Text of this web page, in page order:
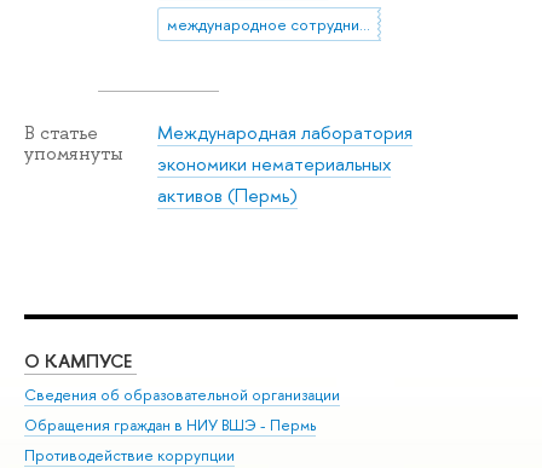
международное сотрудничество
В статье
упомянуты
Международная лаборатория
экономики нематериальных
активов (Пермь)
О КАМПУСЕ
Сведения об образовательной организации
Обращения граждан в НИУ ВШЭ - Пермь
Противодействие коррупции